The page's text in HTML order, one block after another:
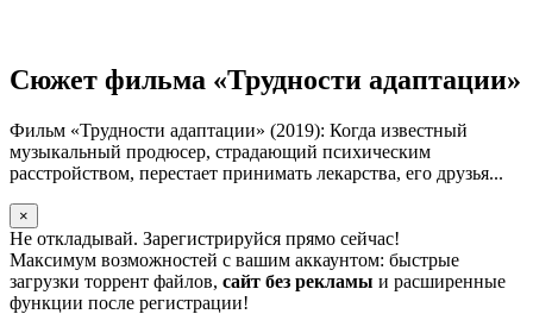
Сюжет фильма «Трудности адаптации»
Фильм «Трудности адаптации» (2019): Когда известный
музыкальный продюсер, страдающий психическим
расстройством, перестает принимать лекарства, его друзья...
×
Не откладывай. Зарегистрируйся прямо сейчас!
Максимум возможностей с вашим аккаунтом: быстрые
загрузки торрент файлов, сайт без рекламы и расширенные
функции после регистрации!